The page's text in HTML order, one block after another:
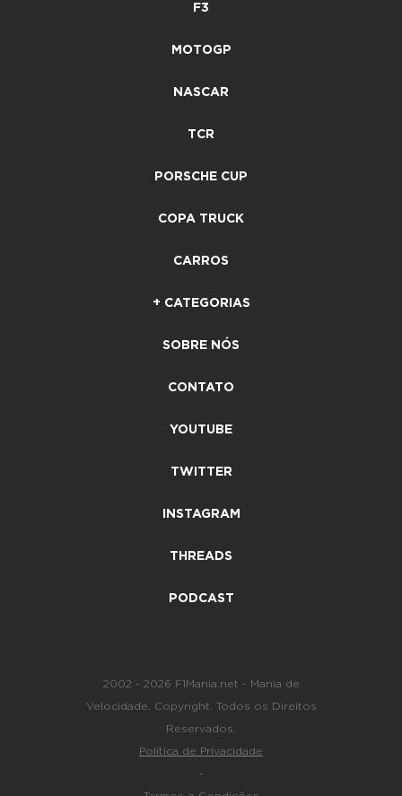
F3
MOTOGP
NASCAR
TCR
PORSCHE CUP
COPA TRUCK
CARROS
+ CATEGORIAS
SOBRE NÓS
CONTATO
YOUTUBE
TWITTER
INSTAGRAM
THREADS
PODCAST
2002 - 2026 F1Mania.net - Mania de
Velocidade. Copyright. Todos os Direitos
Reservados.
Política de Privacidade
-